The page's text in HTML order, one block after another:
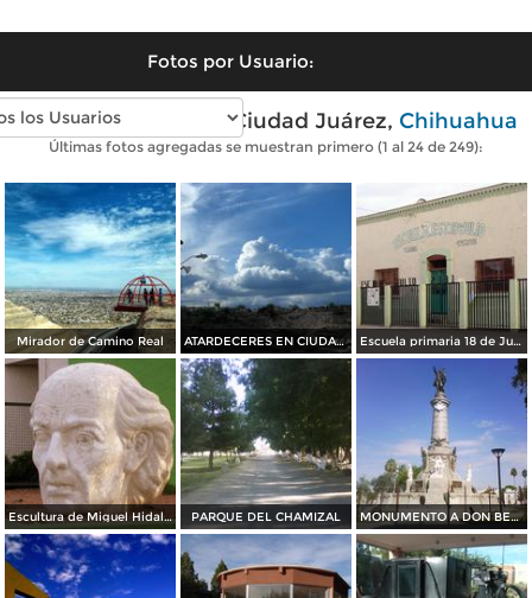
Fotos por Usuario:
Fotos modernas de Ciudad Juárez, Chihuahua
Últimas fotos agregadas se muestran primero (1 al 24 de 249):
Mirador de Camino Real ATARDECERES EN CIUDAD JUAREZ Escuela primaria 18 de Julio
Escultura de Miguel Hidalgo PARQUE DEL CHAMIZAL MONUMENTO A DON BENITO JUAREZ